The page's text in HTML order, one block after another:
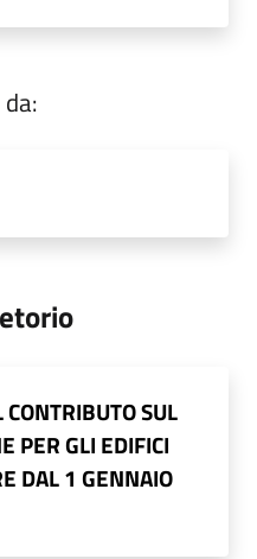
SUL
PER GLI EDIFICI
DAL 1 GENNAIO